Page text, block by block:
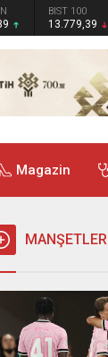
BIST 100
13.779,39
Magazin
MANŞETLER